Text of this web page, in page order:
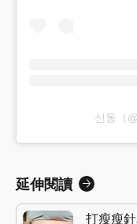
신동（
延伸閱讀
打瘦瘦